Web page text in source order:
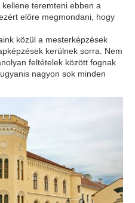
teremteni ebben a
előre megmondani, hogy
közül a mesterképzések
kerülnek sorra. Nem
feltételek között fognak
nagyon sok minden